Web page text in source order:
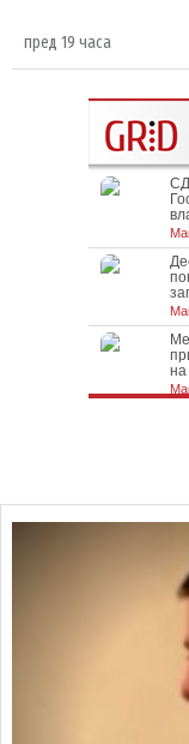
пред 19 часа